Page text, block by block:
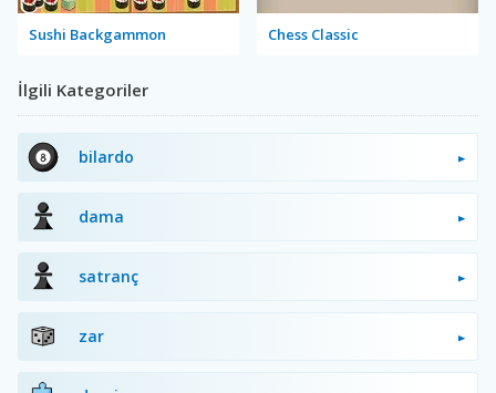
Sushi Backgammon Chess Classic
İlgili Kategoriler
bilardo
dama
satranç
zar